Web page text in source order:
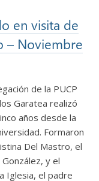
en visita de
– Noviembre
de la PUCP
Garatea realizó
años desde la
Formaron
Del Mastro, el
y el
Iglesia, el padre